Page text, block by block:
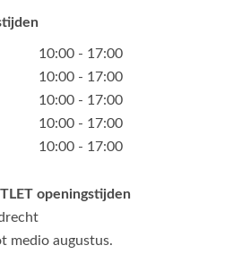
10:00 - 17:00
10:00 - 17:00
10:00 - 17:00
10:00 - 17:00
10:00 - 17:00
openingstijden
medio augustus.